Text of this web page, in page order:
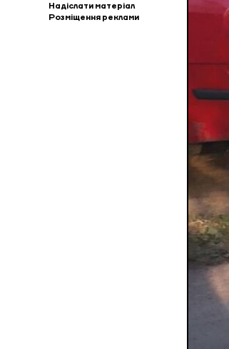
Надіслати матеріал
Розміщення реклами